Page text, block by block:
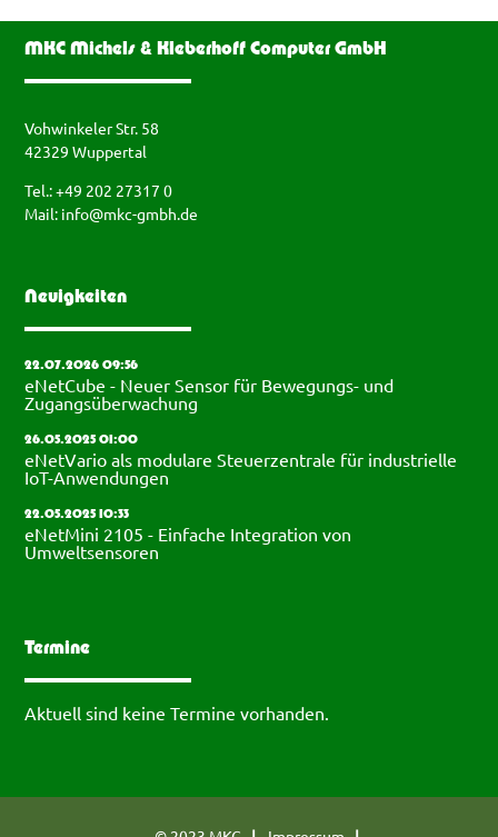
MKC Michels & Kleberhoff Computer GmbH
Vohwinkeler Str. 58
42329 Wuppertal
Tel.: +49 202 27317 0
Mail: info@mkc-gmbh.de
Neuigkeiten
22.07.2026 09:56
eNetCube - Neuer Sensor für Bewegungs- und
Zugangsüberwachung
26.05.2025 01:00
eNetVario als modulare Steuerzentrale für industrielle
IoT-Anwendungen
22.05.2025 10:33
eNetMini 2105 - Einfache Integration von
Umweltsensoren
Termine
Aktuell sind keine Termine vorhanden.